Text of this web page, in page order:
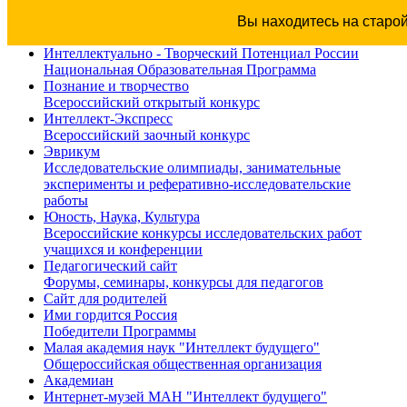
Вы находитесь на
Интеллектуально - Творческий Потенциал России
Национальная Образовательная Программа
Познание и творчество
Всероссийский открытый конкурс
Интеллект-Экспресс
Всероссийский заочный конкурс
Эврикум
Исследовательские олимпиады, занимательные
эксперименты и реферативно-исследовательские
работы
Юность, Наука, Культура
Всероссийские конкурсы исследовательских работ
учащихся и конференции
Педагогический сайт
Форумы, семинары, конкурсы для педагогов
Сайт для родителей
Ими гордится Россия
Победители Программы
Малая академия наук "Интеллект будущего"
Общероссийская общественная организация
Академиан
Интернет-музей МАН "Интеллект будущего"